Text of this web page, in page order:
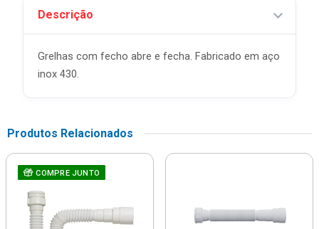
Descrição
Grelhas com fecho abre e fecha. Fabricado em aço
inox 430.
Produtos Relacionados
COMPRE JUNTO